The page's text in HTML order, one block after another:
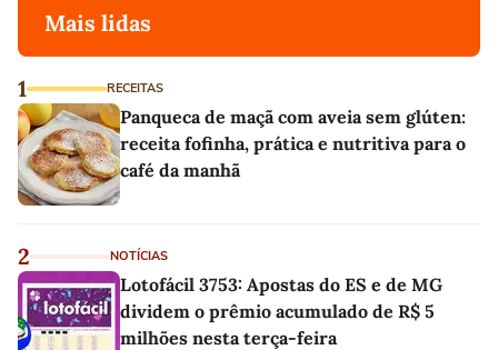
Mais lidas
1 RECEITAS
Panqueca de maçã com aveia sem glúten:
receita fofinha, prática e nutritiva para o
café da manhã
2 NOTÍCIAS
Lotofácil 3753: Apostas do ES e de MG
dividem o prêmio acumulado de R$ 5
milhões nesta terça-feira